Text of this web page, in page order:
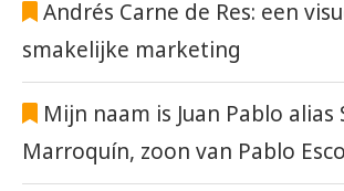
Andrés Carne de Res: een
smakelijke marketing
Mijn naam is Juan Pablo alias
Marroquín, zoon van Pablo